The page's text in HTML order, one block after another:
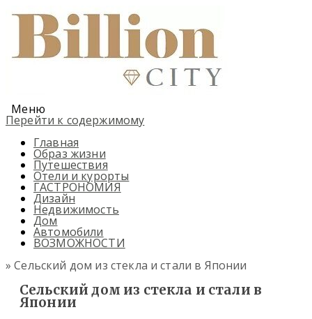
Меню
Перейти к содержимому
Главная
Образ жизни
Путешествия
Отели и курорты
ГАСТРОНОМИЯ
Дизайн
Недвижимость
Дом
Автомобили
ВОЗМОЖНОСТИ
» Сельский дом из стекла и стали в Японии
Сельский дом из стекла и стали в
Японии